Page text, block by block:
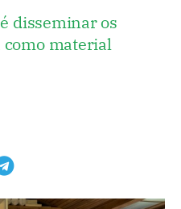
disseminar os
material